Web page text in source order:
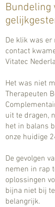
Bundeling
De klik was
contact
Vitatec
Het was niet
Therapeuten
uit te dragen,
het in balans
onze huidige
De gevolgen
nemen in rap
oplossingen
bijna niet bij
belangrijk.